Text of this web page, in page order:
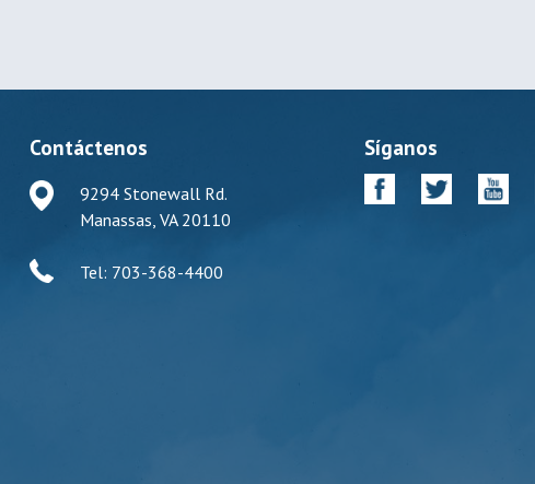
Contáctenos
9294 Stonewall Rd.
Manassas, VA 20110
Tel: 703-368-4400
Síganos